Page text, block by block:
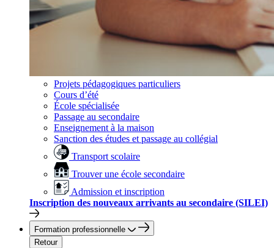
Projets pédagogiques particuliers
Cours d’été
École spécialisée
Passage au secondaire
Enseignement à la maison
Sanction des études et passage au collégial
Transport scolaire
Trouver une école secondaire
Admission et inscription
Inscription des nouveaux arrivants au secondaire (SILEI)
Formation professionnelle
Retour